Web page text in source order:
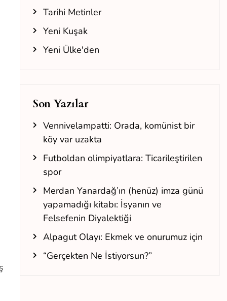
Tarihi Metinler
Yeni Kuşak
Yeni Ülke'den
Son Yazılar
Vennivelampatti: Orada, komünist bir
köy var uzakta
Futboldan olimpiyatlara: Ticarileştirilen
spor
Merdan Yanardağ’ın (henüz) imza günü
yapamadığı kitabı: İsyanın ve
Felsefenin Diyalektiği
Alpagut Olayı: Ekmek ve onurumuz için
“Gerçekten Ne İstiyorsun?”